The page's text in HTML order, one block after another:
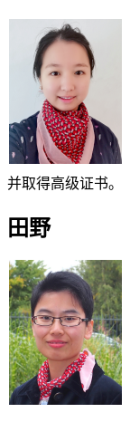
并取得高级证书。
田野